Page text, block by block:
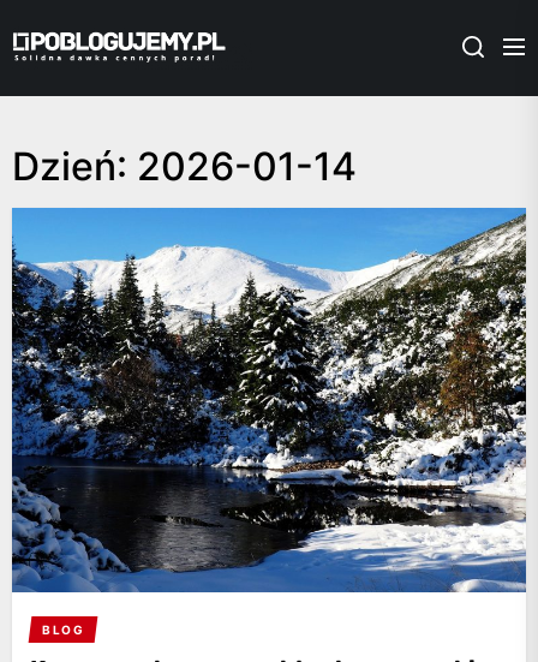
to
content
Dzień: 2026-01-14
BLOG